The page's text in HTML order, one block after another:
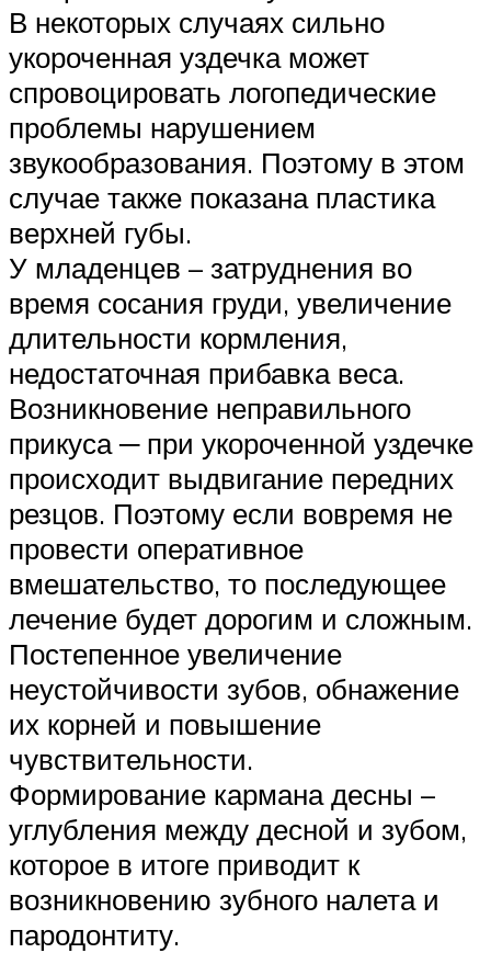
В некоторых случаях сильно
укороченная уздечка может
спровоцировать логопедические
проблемы нарушением
звукообразования. Поэтому в этом
случае также показана пластика
верхней губы.
У младенцев – затруднения во
время сосания груди, увеличение
длительности кормления,
недостаточная прибавка веса.
Возникновение неправильного
прикуса ─ при укороченной уздечке
происходит выдвигание передних
резцов. Поэтому если вовремя не
провести оперативное
вмешательство, то последующее
лечение будет дорогим и сложным.
Постепенное увеличение
неустойчивости зубов, обнажение
их корней и повышение
чувствительности.
Формирование кармана десны –
углубления между десной и зубом,
которое в итоге приводит к
возникновению зубного налета и
пародонтиту.